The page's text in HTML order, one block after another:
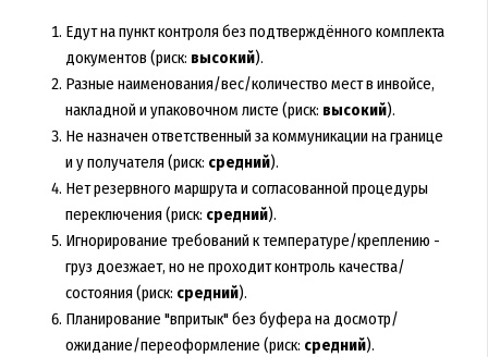
Едут на пункт контроля без подтверждённого комплекта
документов (риск: высокий).
Разные наименования/вес/количество мест в инвойсе,
накладной и упаковочном листе (риск: высокий).
Не назначен ответственный за коммуникации на границе
и у получателя (риск: средний).
Нет резервного маршрута и согласованной процедуры
переключения (риск: средний).
Игнорирование требований к температуре/креплению -
груз доезжает, но не проходит контроль качества/
состояния (риск: средний).
Планирование "впритык" без буфера на досмотр/
ожидание/переоформление (риск: средний).